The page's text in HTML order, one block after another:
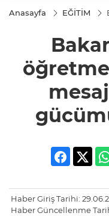
Anasayfa EĞİTİM
Haber Giriş Tarihi:
Haber Güncellenme